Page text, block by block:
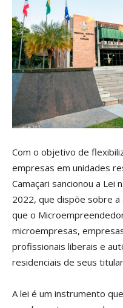
Com o objetivo de
empresas em unidades
Camaçari sancionou a Lei
2022, que dispõe sobre a
que o
microempresas,
profissionais liberais e
residenciais de seus
A lei é um instrumento